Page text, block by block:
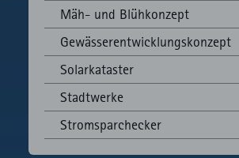
Mäh- und Blühkonzept
Gewässerentwicklungskonzept
Solarkataster
Stadtwerke
Stromsparchecker